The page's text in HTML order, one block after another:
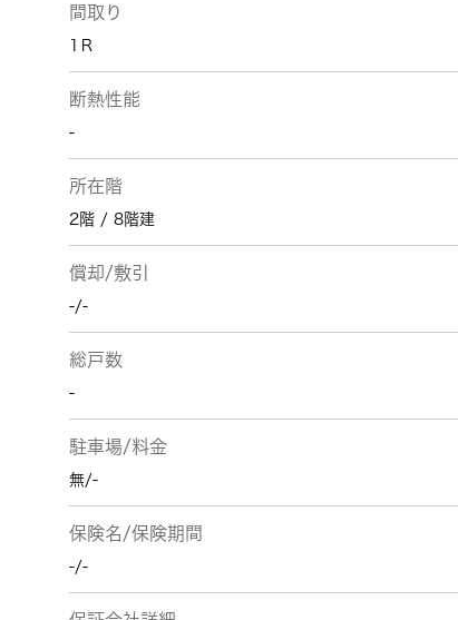
間取り
1Ｒ
断熱性能
-
所在階
2階 / 8階建
償却/敷引
-/-
総戸数
-
駐車場/料金
無/-
保険名/保険期間
-/-